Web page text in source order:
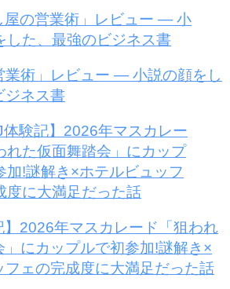
業術」レビュー — 小説の顔をし
ジネス書
】2026年マスカレード「狙われ
」にカップルで初参加!謎解き×
フェの完成度に大満足だった話